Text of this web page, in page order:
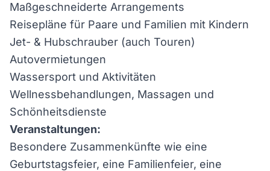
Maßgeschneiderte Arrangements
Reisepläne für Paare und Familien mit Kindern
Jet- & Hubschrauber (auch Touren)
Autovermietungen
Wassersport und Aktivitäten
Wellnessbehandlungen, Massagen und
Schönheitsdienste
Veranstaltungen:
Besondere Zusammenkünfte wie eine
Geburtstagsfeier, eine Familienfeier, eine